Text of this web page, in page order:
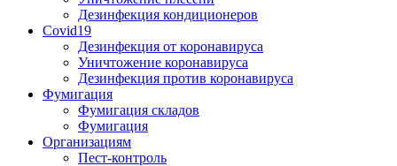
Дезинфекция кондиционеров
Covid19
Дезинфекция от коронавируса
Уничтожение коронавируса
Дезинфекция против коронавируса
Фумигация
Фумигация складов
Фумигация
Организациям
Пест-контроль